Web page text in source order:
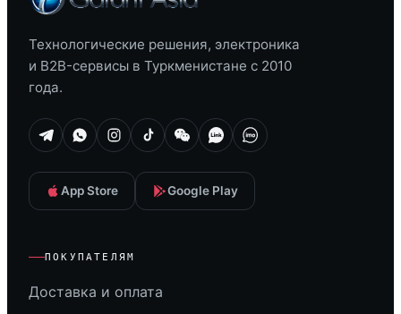
Технологические решения, электроника
и B2B-сервисы в Туркменистане с 2010
года.
App Store Google Play
ПОКУПАТЕЛЯМ
Доставка и оплата